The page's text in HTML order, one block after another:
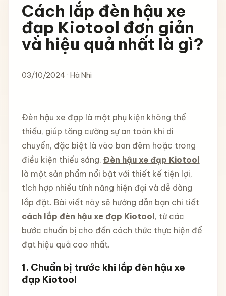
Cách lắp đèn hậu xe
đạp Kiotool đơn giản
và hiệu quả nhất là gì?
03/10/2024 · Hà Nhi
Đèn hậu xe đạp là một phụ kiện không thể
thiếu, giúp tăng cường sự an toàn khi di
chuyển, đặc biệt là vào ban đêm hoặc trong
điều kiện thiếu sáng. Đèn hậu xe đạp Kiotool
là một sản phẩm nổi bật với thiết kế tiện lợi,
tích hợp nhiều tính năng hiện đại và dễ dàng
lắp đặt. Bài viết này sẽ hướng dẫn bạn chi tiết
cách lắp đèn hậu xe đạp Kiotool , từ các
bước chuẩn bị cho đến cách thức thực hiện để
đạt hiệu quả cao nhất.
1. Chuẩn bị trước khi lắp đèn hậu xe
đạp Kiotool